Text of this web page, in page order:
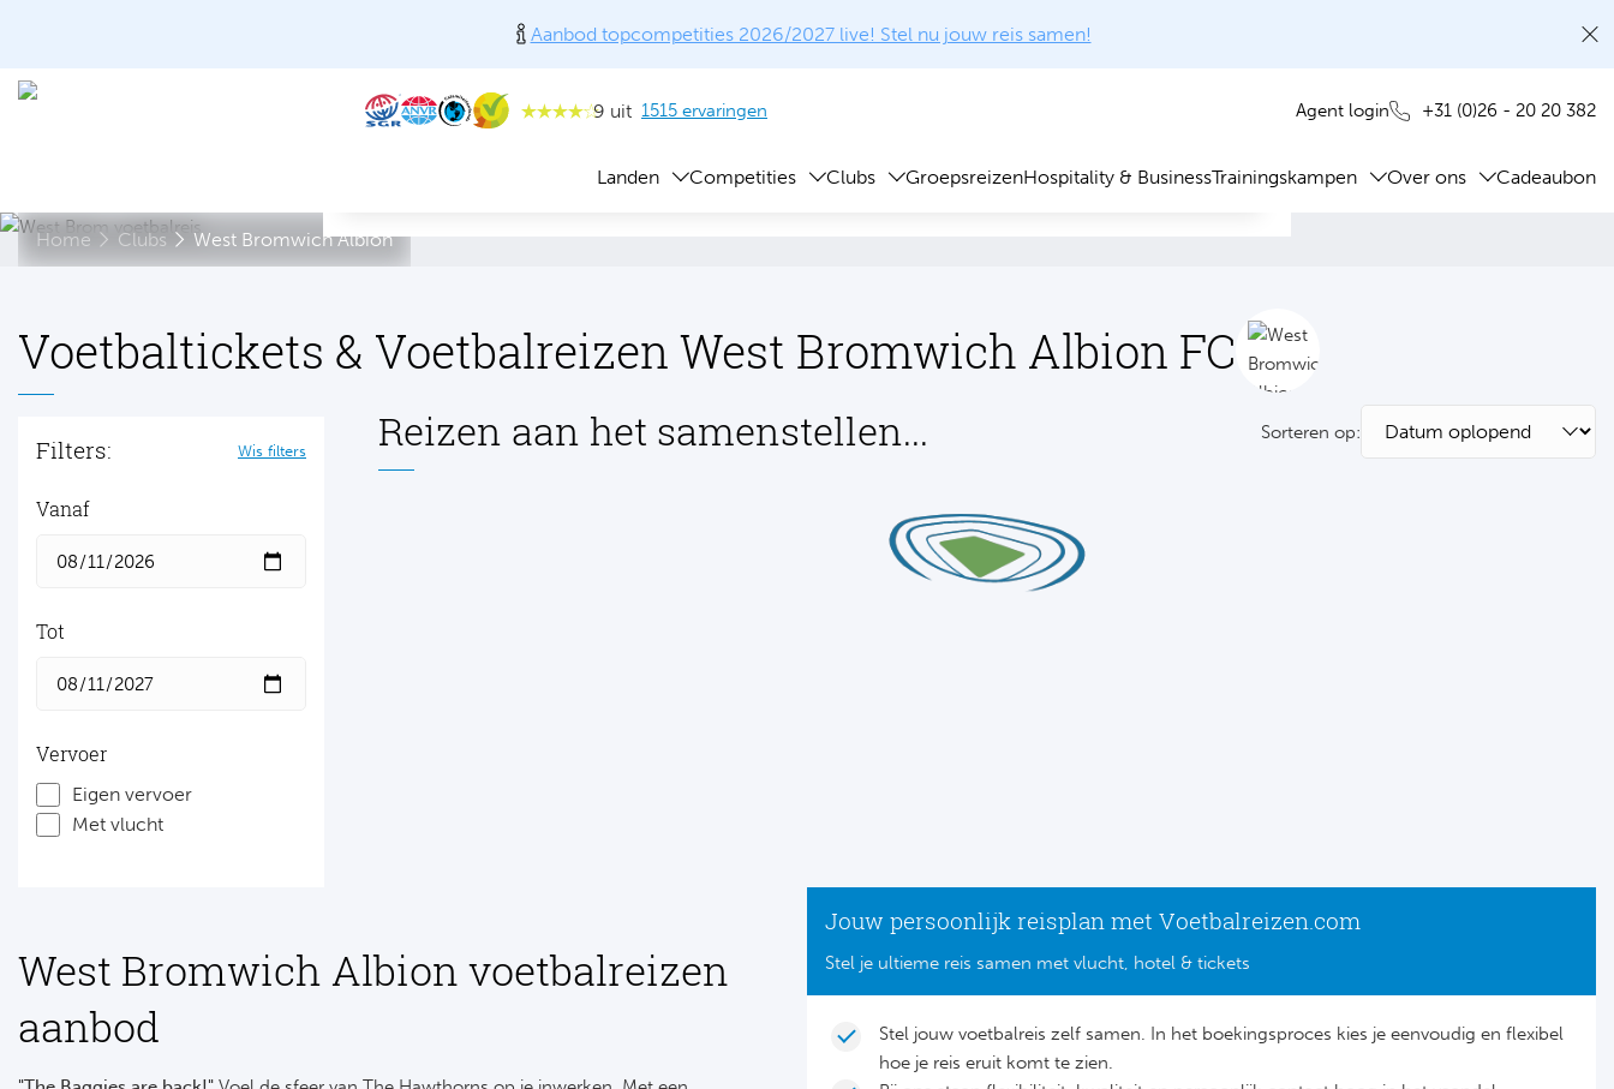
Aanbod topcompetities 2026/2027 live! Stel nu jouw reis samen!
9 uit 1515 ervaringen Agent login +31 (0)26 - 20 20 382
Landen Competities Clubs GroepsreizenHospitality & BusinessTrainingskampen Over ons Cadeaubon
Home Clubs West Bromwich Albion
Voetbaltickets & Voetbalreizen West Bromwich Albion FC
Filters: Wis filters
Vanaf
Tot
Vervoer
Eigen vervoer
Met vlucht
Reizen aan het samenstellen... Sorteren op:
West Bromwich Albion voetbalreizen
aanbod
Jouw persoonlijk reisplan met Voetbalreizen.com
Stel je ultieme reis samen met vlucht, hotel & tickets
Stel jouw voetbalreis zelf samen. In het boekingsproces kies je eenvoudig en flexibel
hoe je reis eruit komt te zien.